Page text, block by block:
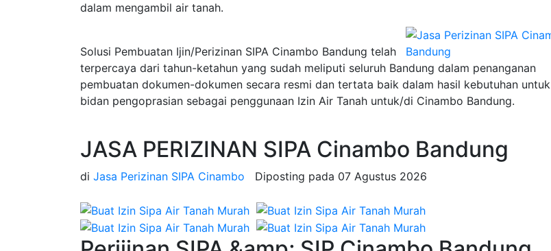
dalam mengambil air tanah.
Solusi Pembuatan Ijin/Perizinan SIPA Cinambo Bandung telah
terpercaya dari tahun-ketahun yang sudah meliputi seluruh Bandung dalam penanganan
pembuatan dokumen-dokumen secara resmi dan tertata baik dalam hasil kebutuhan untuk
bidan pengoprasian sebagai penggunaan Izin Air Tanah untuk/di Cinambo Bandung.
JASA PERIZINAN SIPA Cinambo Bandung
di Jasa Perizinan SIPA Cinambo Diposting pada 07 Agustus 2026